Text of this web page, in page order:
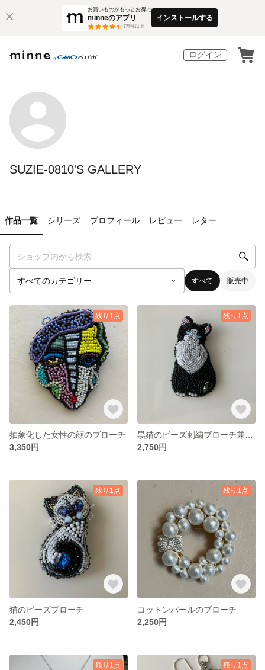
お買いものがもっとお得に
minneのアプリ
3万件以上
インストールする
ログイン
SUZIE-0810'S GALLERY
作品一覧 シリーズ プロフィール レビュー レター
すべて 販売中
残り1点
抽象化した女性の顔のブローチ
3,350円
残り1点
2,750円
残り1点
猫のビーズブローチ
2,450円
残り1点
コットンパールのブローチ
2,250円
残り1点 残り1点